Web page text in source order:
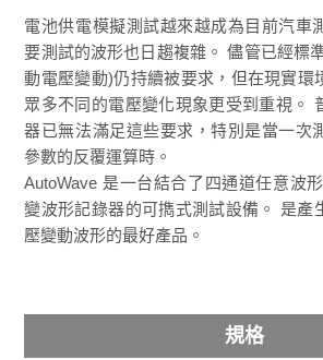
電池供電模擬測試越來越成為目前汽車
要測試的波形也日趨複雜。 儘管已經標
動電壓變動)仍持續被要求，但在現實環
眾多不同的電壓變化現象更受到重視。
器已無法滿足這些要求，特別是當一次
參數的反覆運算時。
AutoWave 是一台結合了四通道任意波
變波形記錄器的可擕式測試設備。 是產
壓變動波形的最好產品。
規格